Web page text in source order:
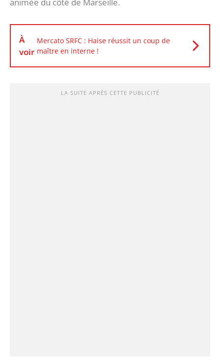
À
voir
Mercato SRFC : Haise réussit un coup de
maître en interne !
LA SUITE APRÈS CETTE PUBLICITÉ